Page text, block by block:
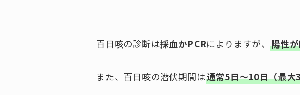
百日咳の診断は採血かPCRによりますが、陽性
また、百日咳の潜伏期間は通常5日〜10日（最大